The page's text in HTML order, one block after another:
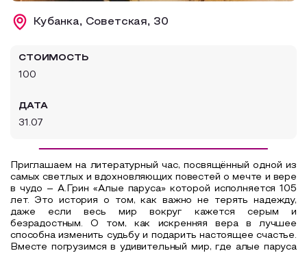
Образовательный туризм
Кубанка, Советская, 30
СТОИМОСТЬ
100
ДАТА
31.07
Приглашаем на литературный час, посвящённый одной из
самых светлых и вдохновляющих повестей о мечте и вере
в чудо – А.Грин «Алые паруса» которой исполняется 105
лет. Это история о том, как важно не терять надежду,
даже если весь мир вокруг кажется серым и
безрадостным. О том, как искренняя вера в лучшее
способна изменить судьбу и подарить настоящее счастье.
Вместе погрузимся в удивительный мир, где алые паруса